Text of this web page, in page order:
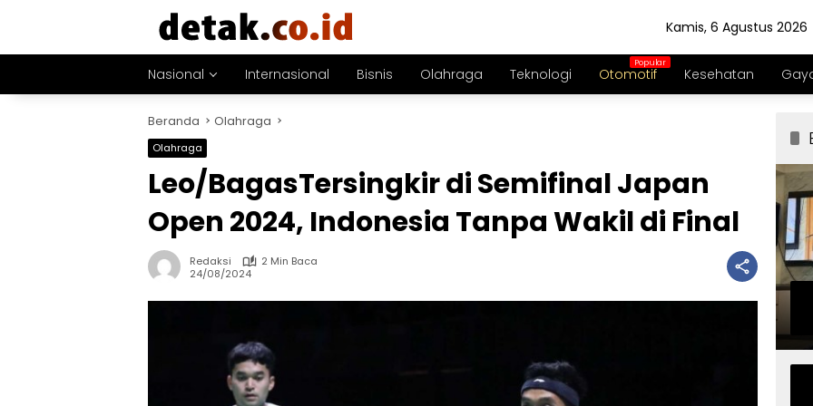
Kamis, 6 Agustus 2026
Nasional Internasional Bisnis Olahraga Teknologi Otomotif Kesehatan
Beranda Olahraga
Olahraga
Leo/BagasTersingkir di Semifinal Japan
Open 2024, Indonesia Tanpa Wakil di Final
Redaksi
2 Min Baca
24/08/2024